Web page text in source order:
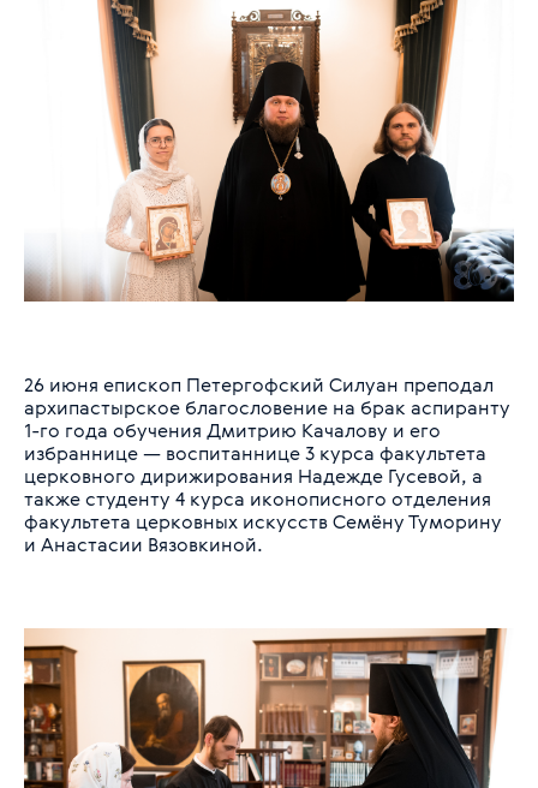
26 июня епископ Петергофский Силуан преподал
архипастырское благословение на брак аспиранту
1-го года обучения Дмитрию Качалову и его
избраннице — воспитаннице 3 курса факультета
церковного дирижирования Надежде Гусевой, а
также студенту 4 курса иконописного отделения
факультета церковных искусств Семёну Туморину
и Анастасии Вязовкиной.